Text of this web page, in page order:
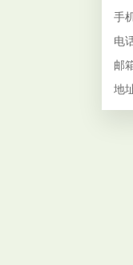
手
电
邮
地